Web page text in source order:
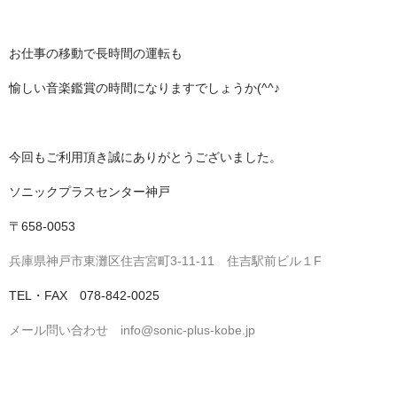
お仕事の移動で長時間の運転も
愉しい音楽鑑賞の時間になりますでしょうか(^^♪
今回もご利用頂き誠にありがとうございました。
ソニックプラスセンター神戸
〒658-0053
兵庫県神戸市東灘区住吉宮町3-11-11 住吉駅前ビル１F
TEL・FAX 078-842-0025
メール問い合わせ info@sonic-plus-kobe.jp